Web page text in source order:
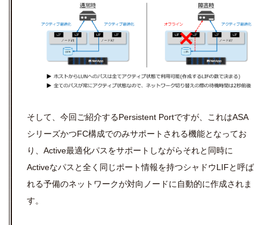
そして、今回ご紹介するPersistent Portですが、これはASA
シリーズかつFC構成でのみサポートされる機能となってお
り、Active最適化パスをサポートしながらそれと同時に
Activeなパスと全く同じポート情報を持つシャドウLIFと呼ば
れる予備のネットワークが対向ノードに自動的に作成されま
す。